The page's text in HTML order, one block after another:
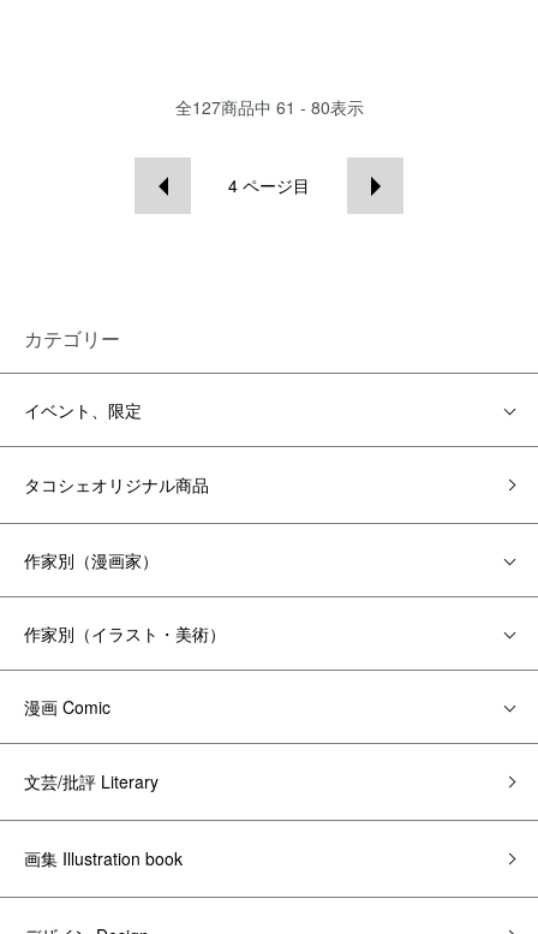
全127商品中 61 - 80表示
4 ページ目
カテゴリー
イベント、限定
タコシェオリジナル商品
作家別（漫画家）
作家別（イラスト・美術）
漫画 Comic
文芸/批評 Literary
画集 Illustration book